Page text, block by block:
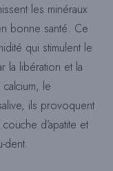
les minéraux
bonne santé. Ce
qui stimulent le
la libération et la
le
ils provoquent
d’apatite et
dent.